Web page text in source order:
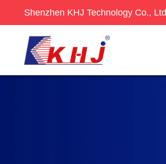
Shenzhen KHJ Technology Co., Ltd